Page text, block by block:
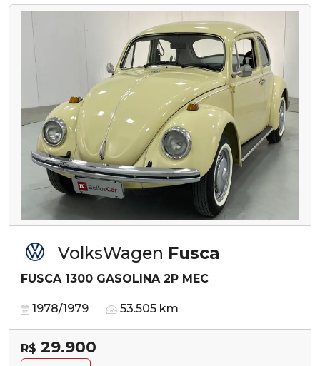
VolksWagen Fusca
FUSCA 1300 GASOLINA 2P MEC
1978/1979 53.505 km
R$ 29.900